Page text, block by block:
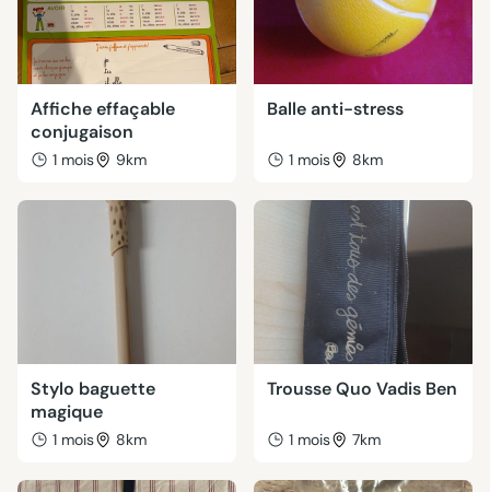
Affiche effaçable
conjugaison
1 mois 9km
Balle anti-stress
1 mois 8km
Stylo baguette
magique
1 mois 8km
Trousse Quo Vadis Ben
1 mois 7km